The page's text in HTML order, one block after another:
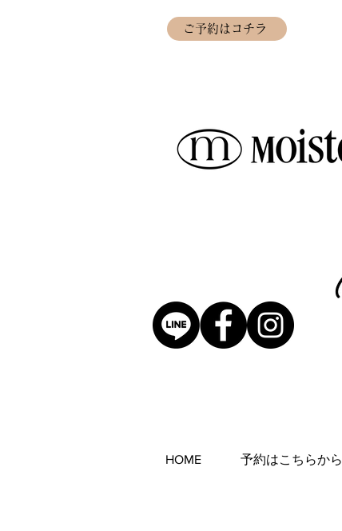
ご予約はコチラ
HOME 予約はこちらから